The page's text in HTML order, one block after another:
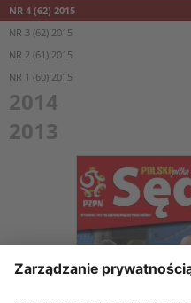
NR 4 (62) 2015
NR 3 (62) 2015
NR 2 (61) 2015
NR 1 (60) 2015
2014
2013